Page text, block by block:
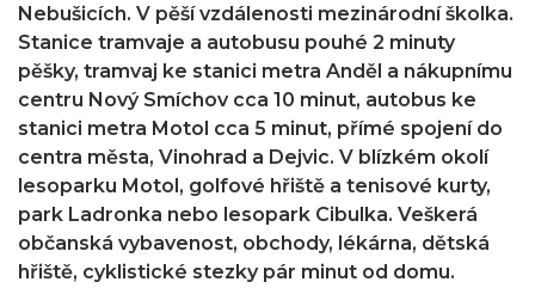
Nebušicích. V pěší vzdálenosti mezinárodní školka.
Stanice tramvaje a autobusu pouhé 2 minuty
pěšky, tramvaj ke stanici metra Anděl a nákupnímu
centru Nový Smíchov cca 10 minut, autobus ke
stanici metra Motol cca 5 minut, přímé spojení do
centra města, Vinohrad a Dejvic. V blízkém okolí
lesoparku Motol, golfové hřiště a tenisové kurty,
park Ladronka nebo lesopark Cibulka. Veškerá
občanská vybavenost, obchody, lékárna, dětská
hřiště, cyklistické stezky pár minut od domu.